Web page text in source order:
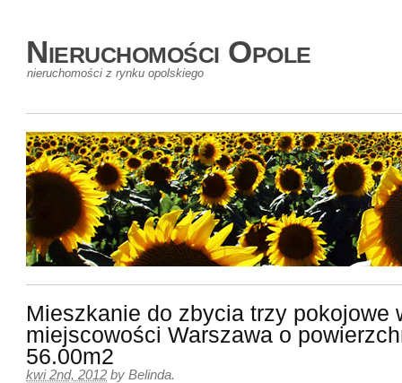
Nieruchomości Opole
nieruchomości z rynku opolskiego
Mieszkanie do zbycia trzy pokojowe
miejscowości Warszawa o
56.00m2
kwi 2nd, 2012 by Belinda.